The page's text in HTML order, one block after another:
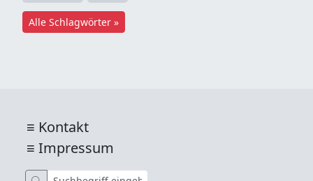
Alle Schlagwörter »
Kontakt
Impressum